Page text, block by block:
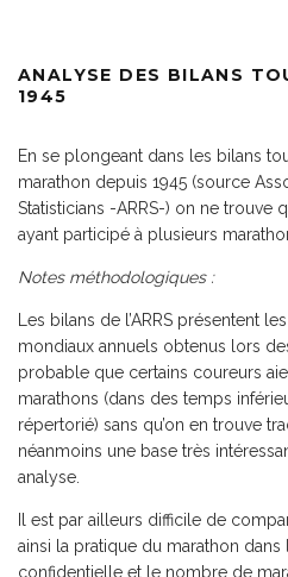
ANALYSE DES BILANS
1945
En se plongeant dans les bilans
marathon depuis 1945 (source
Statisticians -ARRS-) on ne trouve
ayant participé à plusieurs
Notes méthodologiques :
Les bilans de l’ARRS présentent
mondiaux annuels obtenus lors
probable que certains coureurs
marathons (dans des temps
répertorié) sans qu’on en trouve
néanmoins une base très
analyse.
Il est par ailleurs difficile de
ainsi la pratique du marathon
confidentielle et le nombre de